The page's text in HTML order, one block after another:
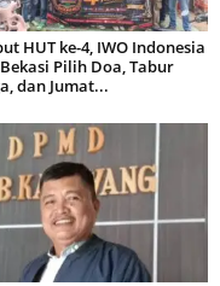
HUT ke-4, IWO Indonesia
Pilih Doa, Tabur
dan Jumat...